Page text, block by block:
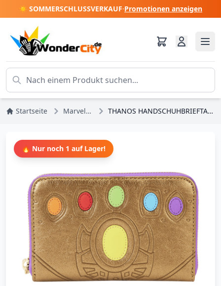
☀️ SOMMERSCHLUSSVERKAUF·Promotionen anzeigen
Startseite Marvel DC Comics THANOS HANDSCHUHBRIEFTASCHE – MARVEL LOUNGEFLY
🔥 Nur noch 1 auf Lager!